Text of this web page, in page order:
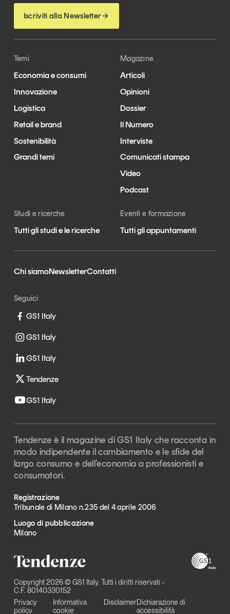
Iscriviti alla Newsletter
Temi
Economia e consumi
Innovazione
Logistica
Retail e brand
Sostenibilità
Grandi temi
Magazine
Articoli
Opinioni
Dossier
Il Numero
Interviste
Comunicati stampa
Video
Podcast
Studi e ricerche
Tutti gli studi e le ricerche
Eventi e formazione
Tutti gli appuntamenti
Chi siamoNewsletterContatti
Seguici
GS1 Italy
GS1 Italy
GS1 Italy
Tendenze
GS1 Italy
Tendenze è il magazine di GS1 Italy che racconta in
modo indipendente il cambiamento e le sfide del
largo consumo e dell’economia a professionisti e
consumatori.
Registrazione
Tribunale di Milano n.235 del 4 aprile 2006
Luogo di pubblicazione
Milano
Copyright 2026 © GS1 Italy. Tutti i diritti riservati -
C.F. 80140330152
Privacy
policy
Informativa
cookie
DisclaimerDichiarazione di
accessibilità